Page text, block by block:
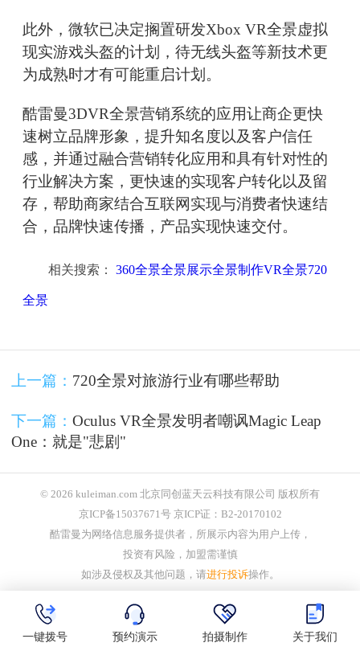
此外，微软已决定搁置研发Xbox VR全景虚拟
现实游戏头盔的计划，待无线头盔等新技术更
为成熟时才有可能重启计划。
酷雷曼3DVR全景营销系统的应用让商企更快
速树立品牌形象，提升知名度以及客户信任
感，并通过融合营销转化应用和具有针对性的
行业解决方案，更快速的实现客户转化以及留
存，帮助商家结合互联网实现与消费者快速结
合，品牌快速传播，产品实现快速交付。
相关搜索： 360全景全景展示全景制作VR全景720
全景
上一篇： 720全景对旅游行业有哪些帮助
下一篇： Oculus VR全景发明者嘲讽Magic Leap
One：就是"悲剧"
© 2026 kuleiman.com 北京同创蓝天云科技有限公司 版权所有
京ICP备15037671号 京ICP证：B2-20170102
酷雷曼为网络信息服务提供者，所展示内容为用户上传，
投资有风险，加盟需谨慎
如涉及侵权及其他问题，请进行投诉操作。
一键拨号 预约演示 拍摄制作 关于我们